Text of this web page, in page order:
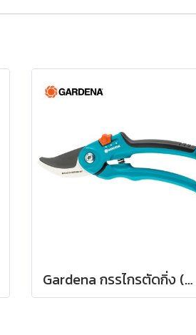
Gardena กรรไกรตัดกิ่ง (08853-34)